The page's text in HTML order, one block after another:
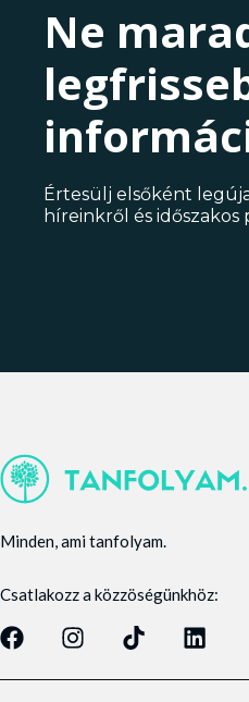
Ne
Értesülj elsőként
híreinkről és időszakos
Minden, ami tanfolyam.
Csatlakozz a közzöségünkhöz: